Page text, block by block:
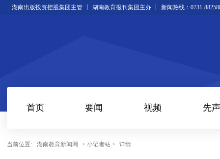
湖南出版投资控股集团主管 湖南教育报刊集团主办 新闻热线：0731-
首页 要闻 视频 先声
当前位置: 湖南教育新闻网 > 小记者站 > 详情